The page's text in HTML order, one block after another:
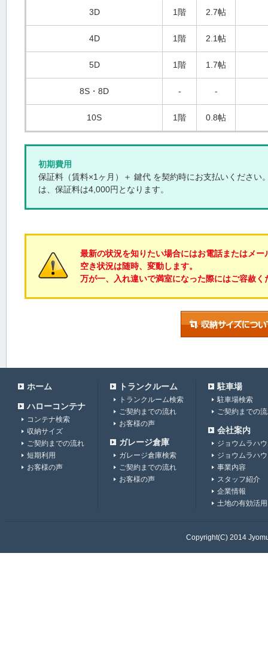
3D 1階 2.7帖
4D 1階 2.1帖
5D 1階 1.7帖
8S・8D - -
10S 1階 0.8帖
初期費用
保証料（賃料×1ヶ月）＋ 鍵代 を契約時にお支払いくださ
は、保証料は4,000円となります。
最新の状況を知りたい場合にはお電話またはメ
空き状況は随時、変動します。
万が一、入れ違いで満室になった際にはご容赦く
ホーム
ハローコンテナ
コンテナ検索
収納サイズ
ご契約までの流れ
短期利用
お客様の声
トランクルーム
トランクルーム検索
ご契約までの流れ
お客様の声
ガレージ倉庫
ガレージ倉庫検索
ご契約までの流れ
お客様の声
駐車場
駐車場検索
ご契約までの
会社案内
ジョウムラハ
ジョウムラハ
事業内容
スタッフ紹介
企業情報
土地の有効活用
Copyright(C) 2014